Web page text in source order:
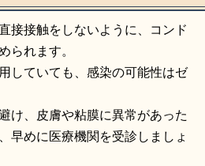
接接触をしないように、コンド
られます。
していても、感染の可能性はゼ
け、皮膚や粘膜に異常があった
早めに医療機関を受診しましょ